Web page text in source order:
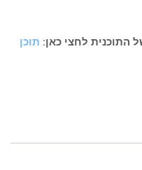
התוכנית לחצי כאן: תוכן